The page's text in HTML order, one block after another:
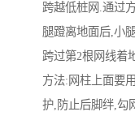
跨越低桩网.通过
腿蹬离地面后,小
跨过第2根网线着
方法:网柱上面要
护,防止后脚绊,勾